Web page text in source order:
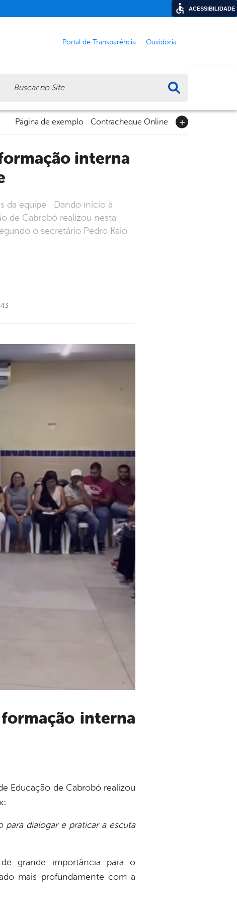
Portal de Transparência Ouvidoria
Página de exemplo Contracheque Online
da equipe Dando início à
de Cabrobó realizou nesta
o secretário Pedro Kaio
Educação de Cabrobó realizou
dialogar e praticar a escuta
grande importância para o
mais profundamente com a
ACESSIBILIDADE